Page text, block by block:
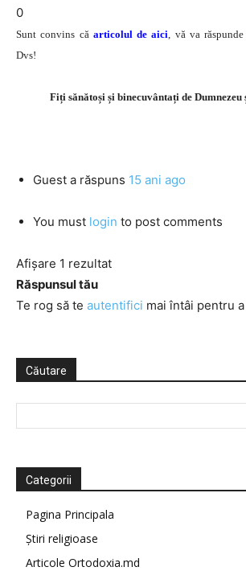
0
Sunt convins că articolul de aici, vă va
Dvs!
Fiți sănătoși și binecuvântați de Dumnezeu
Guest a răspuns 15 ani ago
You must login to post comments
Afișare 1 rezultat
Răspunsul tău
Te rog să te autentifici mai întâi pentru
Căutare
Categorii
Pagina Principala
Știri religioase
Articole Ortodoxia.md